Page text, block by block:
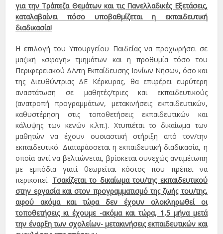
για την Τράπεζα Θεμάτων και τις Πανελλαδικές Εξετάσεις,
καταλαβαίνει πόσο υποβαθμίζεται η εκπαιδευτική
διαδικασία!
Η επιλογή του Υπουργείου Παιδείας να προχωρήσει σε
μαζική «σφαγή» τμημάτων και η προθυμία τόσο του
Περιφερειακού Δ/ντη Εκπαίδευσης Ιονίων Νήσων, όσο και
της Διευθύντριας ΔΕ Κέρκυρας, θα επιφέρει ευρύτερη
αναστάτωση σε μαθητές/τριες και εκπαιδευτικούς
(ανατροπή προγραμμάτων, μετακινήσεις εκπαιδευτικών,
καθυστέρηση στις τοποθετήσεις εκπαιδευτικών και
κάλυψης των κενών κ.λπ.). Χτυπιέται το δικαίωμα των
μαθητών να έχουν ουσιαστική στήριξη από τον/την
εκπαιδευτικό. Διαταράσσεται η εκπαιδευτική διαδικασία, η
οποία αντί να βελτιώνεται, βρίσκεται συνεχώς αντιμέτωπη
με εμπόδια γιατί θεωρείται κόστος που πρέπει να
περικοπεί. Τσακίζεται το δικαίωμα του/της εκπαιδευτικού
στην εργασία και στον προγραμματισμό της ζωής του/της,
αφού ακόμα και τώρα δεν έχουν ολοκληρωθεί οι
τοποθετήσεις κι έχουμε -ακόμα και τώρα, 1,5 μήνα μετά
την έναρξη των σχολείων- μετακινήσεις εκπαιδευτικών και